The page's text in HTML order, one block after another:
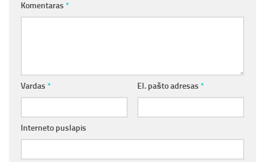
Komentaras *
Vardas * El. pašto adresas *
Interneto puslapis